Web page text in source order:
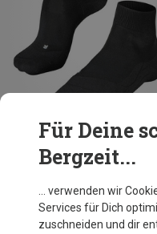
Herren RU4 Light Socken
39|40|41 42|43
44|45
46|47|48
Für Deine
Bergzeit...
… verwenden wir
Services für Dich
zuschneiden und dir